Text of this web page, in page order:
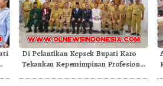
Di Pelantikan Kepsek Bupati Karo
Tekankan Kepemimpinan Profesional